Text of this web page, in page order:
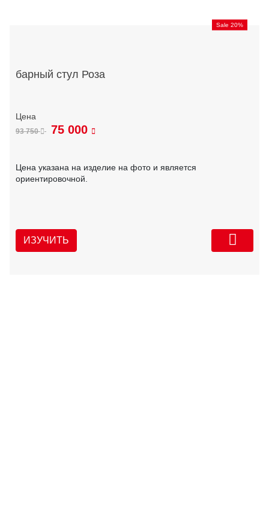
Sale 20%
барный стул Роза
93 750 75 000
Цена указана на изделие на фото и является
ориентировочной.
ИЗУЧИТЬ